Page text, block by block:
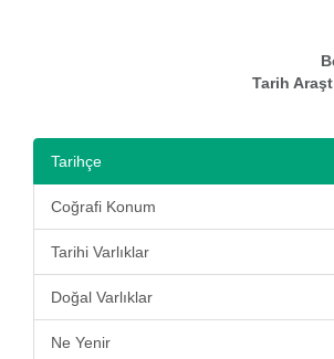
Tarih
Tarihçe
Coğrafi Konum
Tarihi Varlıklar
Doğal Varlıklar
Ne Yenir